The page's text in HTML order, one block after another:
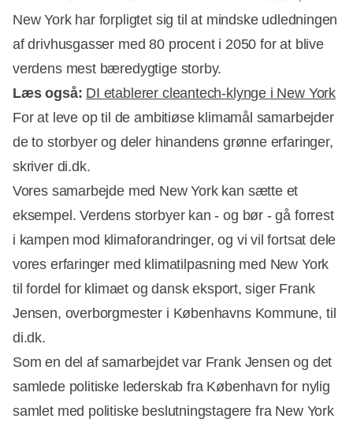
New York har forpligtet sig til at mindske udledningen
af drivhusgasser med 80 procent i 2050 for at blive
verdens mest bæredygtige storby.
Læs også: DI etablerer cleantech-klynge i New York
For at leve op til de ambitiøse klimamål samarbejder
de to storbyer og deler hinandens grønne erfaringer,
skriver di.dk.
Vores samarbejde med New York kan sætte et
eksempel. Verdens storbyer kan - og bør - gå forrest
i kampen mod klimaforandringer, og vi vil fortsat dele
vores erfaringer med klimatilpasning med New York
til fordel for klimaet og dansk eksport, siger Frank
Jensen, overborgmester i Københavns Kommune, til
di.dk.
Som en del af samarbejdet var Frank Jensen og det
samlede politiske lederskab fra København for nylig
samlet med politiske beslutningstagere fra New York